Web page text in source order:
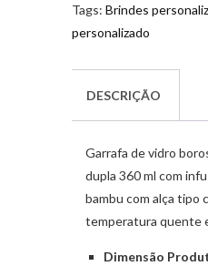
Tags: Brindes
personalizado
DESCRIÇÃO
Garrafa de vidro
dupla 360 ml com
bambu com alça tipo
temperatura quente
Dimensão